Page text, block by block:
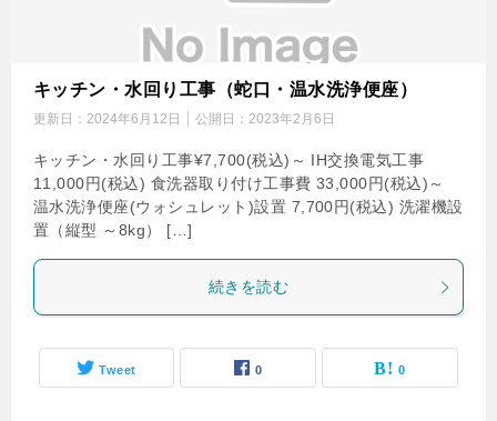
キッチン・水回り工事（蛇口・温水洗浄便座）
更新日： 2024年6月12日 公開日： 2023年2月6日
キッチン・水回り工事¥7,700(税込)～ IH交換電気工事
11,000円(税込) 食洗器取り付け工事費 33,000円(税込)～
温水洗浄便座(ウォシュレット)設置 7,700円(税込) 洗濯機設
置（縦型 ～8kg） […]
続きを読む
Tweet 0 0